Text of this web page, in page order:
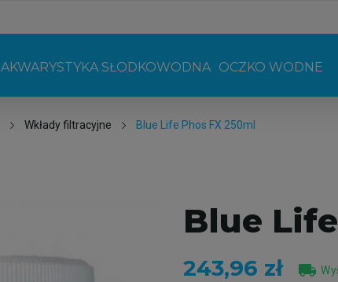
AKWARYSTYKA SŁODKOWODNA OCZKO WODNE
Wkłady filtracyjne Blue Life Phos FX 250ml
Blue
243,96 zł local_shipping